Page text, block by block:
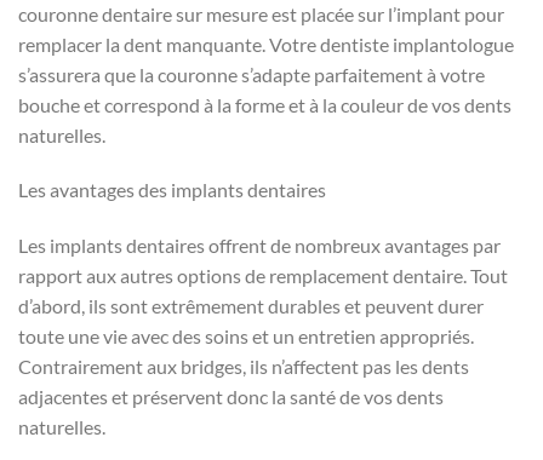
couronne dentaire sur mesure est placée sur l’implant pour
remplacer la dent manquante. Votre dentiste implantologue
s’assurera que la couronne s’adapte parfaitement à votre
bouche et correspond à la forme et à la couleur de vos dents
naturelles.
Les avantages des implants dentaires
Les implants dentaires offrent de nombreux avantages par
rapport aux autres options de remplacement dentaire. Tout
d’abord, ils sont extrêmement durables et peuvent durer
toute une vie avec des soins et un entretien appropriés.
Contrairement aux bridges, ils n’affectent pas les dents
adjacentes et préservent donc la santé de vos dents
naturelles.